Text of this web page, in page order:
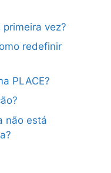
vez?
redefinir
PLACE?
não está